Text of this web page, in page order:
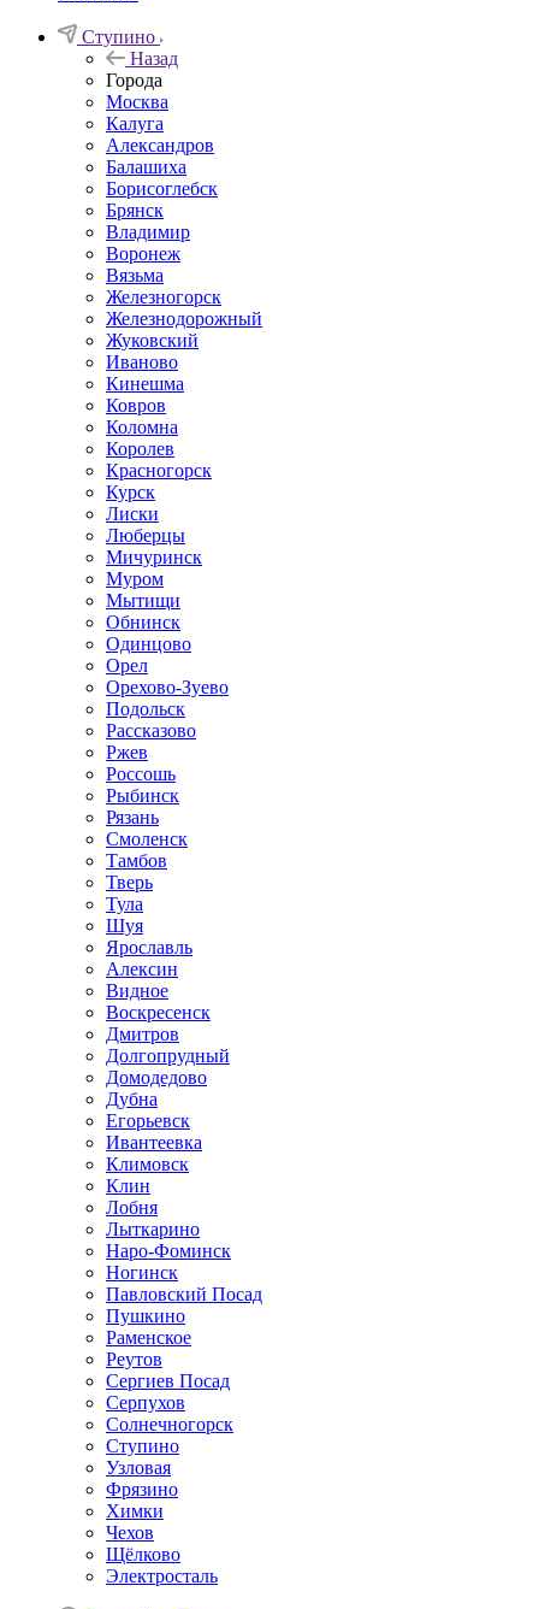
Ступино
Назад
Города
Москва
Калуга
Александров
Балашиха
Борисоглебск
Брянск
Владимир
Воронеж
Вязьма
Железногорск
Железнодорожный
Жуковский
Иваново
Кинешма
Ковров
Коломна
Королев
Красногорск
Курск
Лиски
Люберцы
Мичуринск
Муром
Мытищи
Обнинск
Одинцово
Орел
Орехово-Зуево
Подольск
Рассказово
Ржев
Россошь
Рыбинск
Рязань
Смоленск
Тамбов
Тверь
Тула
Шуя
Ярославль
Алексин
Видное
Воскресенск
Дмитров
Долгопрудный
Домодедово
Дубна
Егорьевск
Ивантеевка
Климовск
Клин
Лобня
Лыткарино
Наро-Фоминск
Ногинск
Павловский Посад
Пушкино
Раменское
Реутов
Сергиев Посад
Серпухов
Солнечногорск
Ступино
Узловая
Фрязино
Химки
Чехов
Щёлково
Электросталь